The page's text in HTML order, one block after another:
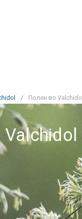
/ Полен во Valchidol